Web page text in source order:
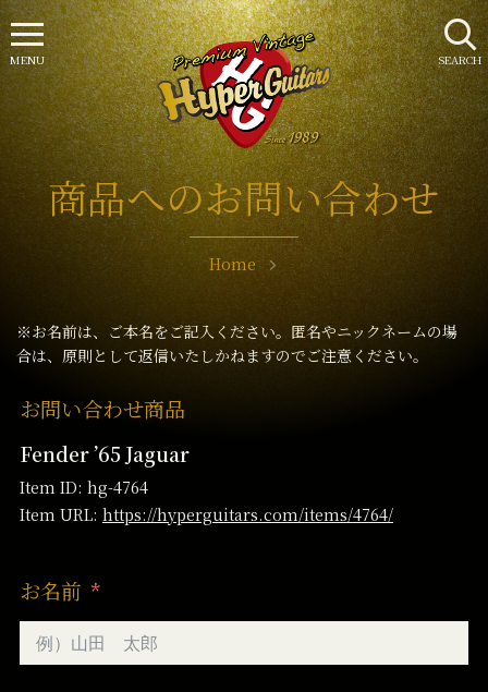
商品へのお問い合わせ
Home
※お名前は、ご本名をご記入ください。匿名やニックネームの場
合は、原則として返信いたしかねますのでご注意ください。
お問い合わせ商品
Fender ’65 Jaguar
Item ID: hg-4764
Item URL: https://hyperguitars.com/items/4764/
お名前
SEARCH
MENU